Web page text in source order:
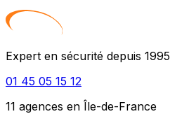
Expert en sécurité depuis 1995
01 45 05 15 12
11 agences en Île-de-France